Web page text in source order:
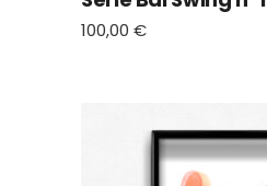
100,00 €